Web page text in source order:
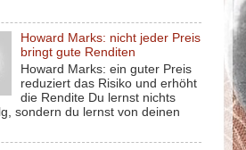
Howard Marks: nicht jeder Preis
bringt gute Renditen
Howard Marks: ein guter Preis
reduziert das Risiko und erhöht
die Rendite Du lernst nichts
sondern du lernst von deinen